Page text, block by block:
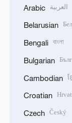
Arabic العربية
Belarusian
Bengali বাংলা
Bulgarian
Cambodian ខ្
Croatian
Czech Český